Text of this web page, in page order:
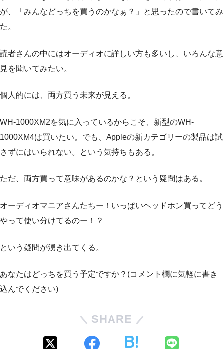
が、「みんなどっちを買うのかなぁ？」と思ったので書いてみ
た。
読者さんの中にはオーディオに詳しい方も多いし、いろんな意
見を聞いてみたい。
個人的には、両方買う未来が見える。
WH-1000XM2を気に入っているからこそ、新型のWH-
1000XM4は買いたい。でも、Appleの新カテゴリーの製品は試
さずにはいられない。という気持ちもある。
ただ、両方買って意味があるのかな？という疑問はある。
オーディオマニアさんたちー！いっぱいヘッドホン買ってどう
やって使い分けてるのー！？
という疑問が湧き出てくる。
あなたはどっちを買う予定ですか？(コメント欄に気軽に書き
込んでください)
SHARE